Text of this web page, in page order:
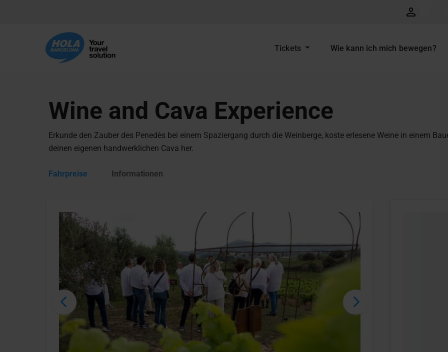
Tickets Wie kann ich mich bewegen?
Wine and Cava Experience
Erkunde den Zauber des Penedès bei einem Spaziergang durch die Weinberge, koste erlesene Weine in einem
deinen eigenen handwerklichen Cava her.
Fahrpreise Informationen